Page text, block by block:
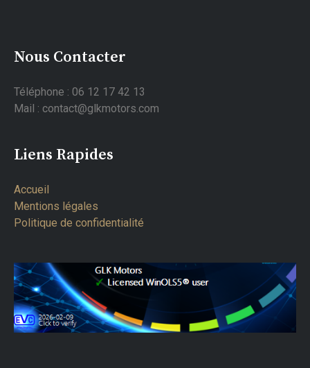
Nous Contacter
Téléphone : 06 12 17 42 13
Mail : contact@glkmotors.com
Liens Rapides
Accueil
Mentions légales
Politique de confidentialité